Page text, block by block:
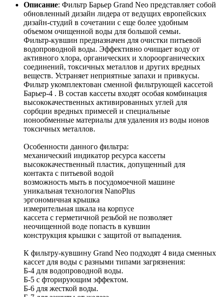
Описание: Фильтр Барьер Grand Neo представляет собой
обновленный дизайн лидера от ведущих европейских
дизайн-студий в сочетании с еще более удобным
объемом очищенной воды для большой семьи.
Фильтр-кувшин предназначен для очистки питьевой
водопроводной воды. Эффективно очищает воду от
активного хлора, органических и хлороорганических
соединений, токсичных металлов и других вредных
веществ. Устраняет неприятные запахи и привкусы.
Фильтр укомплектован сменной фильтрующей кассетой
Барьер-4 . В состав кассеты входят особая комбинация
высококачественных активированных углей для
сорбции вредных примесей и специальные
ионообменные материалы для удаления из воды ионов
токсичных металлов.
Особенности данного фильтра:
механический индикатор ресурса кассеты
высококачественный пластик, допущенный для
контакта с питьевой водой
возможность мыть в посудомоечной машине
уникальная технология NanoPlus
эргономичная крышка
измерительная шкала на корпусе
кассета с герметичной резьбой не позволяет
неочищенной воде попасть в кувшин
конструкция крышки с защитой от выпадения.
К фильтру-кувшину Grand Neo подходят 4 вида сменных
кассет для воды с разными типами загрязнения:
Б-4 для водопроводной воды.
Б-5 с фторирующим эффектом.
Б-6 для жесткой воды.